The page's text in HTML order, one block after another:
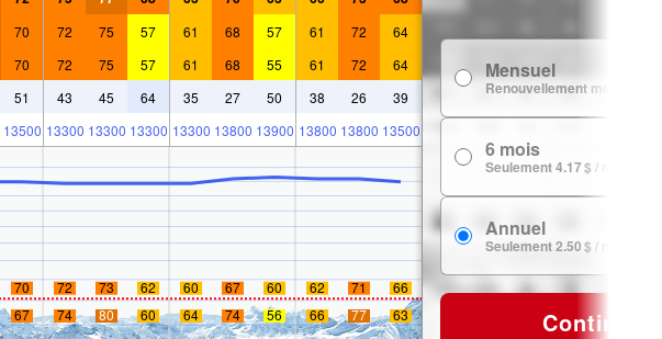
70 72 75 57 61 68 57 61 72 64
70 72 75 57 61 68 55 61 72 64
51 43 45 64 35 27 50 38 26 39
13500 13300 13300 13300 13300 13800 13900 13800 13800 13500
70 72 73 62 60 67 60 62 71
66
67 74 80 60 64 74 56 66 77 63
Mensuel
Renouvellement mensuel
6 mois
Seulement 4.17 $ / mois
Annuel
Seulement 2.50 $ / mois
Continuer